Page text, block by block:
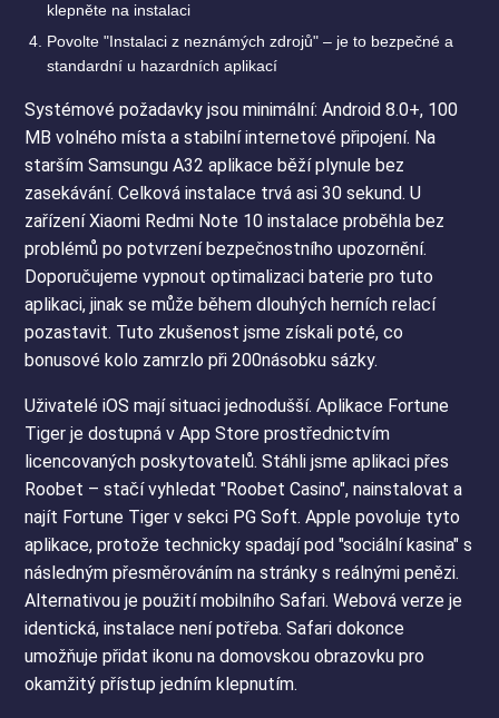
klepněte na instalaci
Povolte "Instalaci z neznámých zdrojů" – je to bezpečné a
standardní u hazardních aplikací
Systémové požadavky jsou minimální: Android 8.0+, 100
MB volného místa a stabilní internetové připojení. Na
starším Samsungu A32 aplikace běží plynule bez
zasekávání. Celková instalace trvá asi 30 sekund. U
zařízení Xiaomi Redmi Note 10 instalace proběhla bez
problémů po potvrzení bezpečnostního upozornění.
Doporučujeme vypnout optimalizaci baterie pro tuto
aplikaci, jinak se může během dlouhých herních relací
pozastavit. Tuto zkušenost jsme získali poté, co
bonusové kolo zamrzlo při 200násobku sázky.
Uživatelé iOS mají situaci jednodušší. Aplikace Fortune
Tiger je dostupná v App Store prostřednictvím
licencovaných poskytovatelů. Stáhli jsme aplikaci přes
Roobet – stačí vyhledat "Roobet Casino", nainstalovat a
najít Fortune Tiger v sekci PG Soft. Apple povoluje tyto
aplikace, protože technicky spadají pod "sociální kasina" s
následným přesměrováním na stránky s reálnými penězi.
Alternativou je použití mobilního Safari. Webová verze je
identická, instalace není potřeba. Safari dokonce
umožňuje přidat ikonu na domovskou obrazovku pro
okamžitý přístup jedním klepnutím.